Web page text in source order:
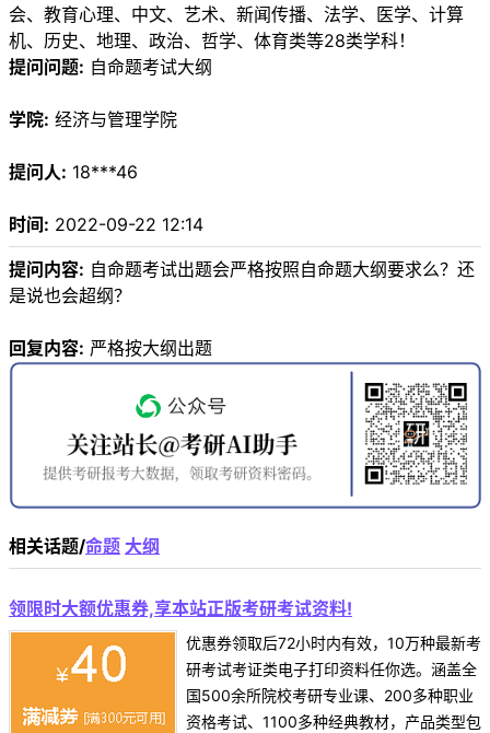
会、教育心理、中文、艺术、新闻传播、法学、医学、计算
机、历史、地理、政治、哲学、体育类等28类学科！
提问问题: 自命题考试大纲
学院: 经济与管理学院
提问人: 18***46
时间: 2022-09-22 12:14
提问内容: 自命题考试出题会严格按照自命题大纲要求么？还
是说也会超纲？
回复内容: 严格按大纲出题
相关话题/命题 大纲
领限时大额优惠券,享本站正版考研考试资料!
优惠券领取后72小时内有效，10万种最新考
研考试考证类电子打印资料任你选。涵盖全
国500余所院校考研专业课、200多种职业
资格考试、1100多种经典教材，产品类型包